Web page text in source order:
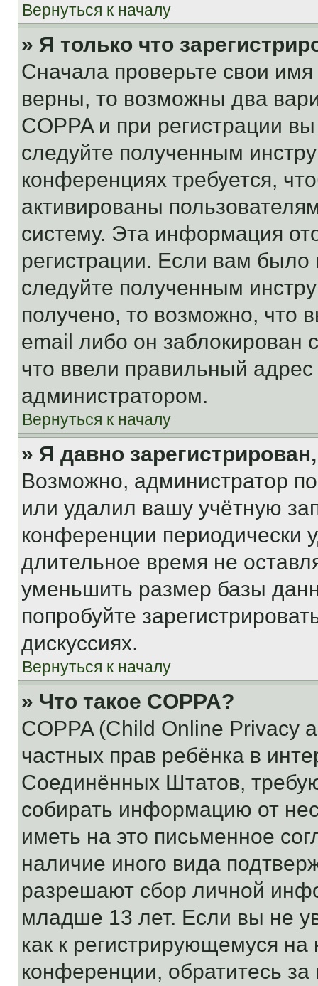
Вернуться к началу
» Я только что
Сначала проверьте свои
верны, то возможны два
COPPA и при регистрации
следуйте полученным
конференциях требуется,
активированы
систему. Эта информация
регистрации. Если вам
следуйте полученным
получено, то возможно, что
email либо он
что ввели правильный адрес
администратором.
Вернуться к началу
» Я давно
Возможно, администратор
или удалил вашу учётную
конференции периодически
длительное время не
уменьшить размер базы
попробуйте
дискуссиях.
Вернуться к началу
» Что такое COPPA?
COPPA (Child Online Privacy
частных прав ребёнка в
Соединённых Штатов,
собирать информацию от
иметь на это письменное
наличие иного вида
разрешают сбор личной
младше 13 лет. Если вы не
как к регистрирующемуся
конференции, обратитесь